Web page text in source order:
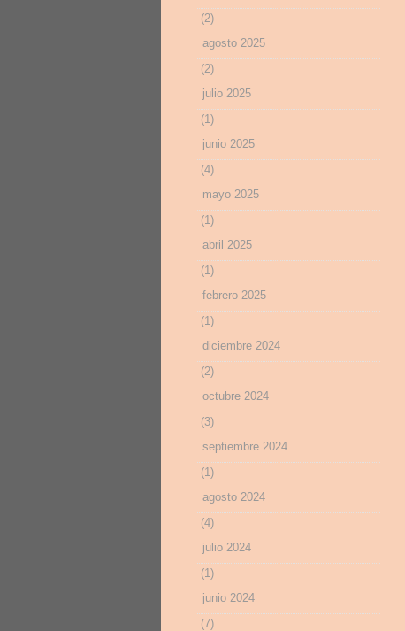
(2)
agosto 2025
(2)
julio 2025
(1)
junio 2025
(4)
mayo 2025
(1)
abril 2025
(1)
febrero 2025
(1)
diciembre 2024
(2)
octubre 2024
(3)
septiembre 2024
(1)
agosto 2024
(4)
julio 2024
(1)
junio 2024
(7)